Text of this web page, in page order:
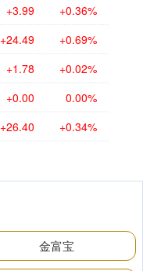
+3.99 +0.36%
+24.49 +0.69%
+1.78 +0.02%
+0.00 0.00%
+26.40 +0.34%
金富宝